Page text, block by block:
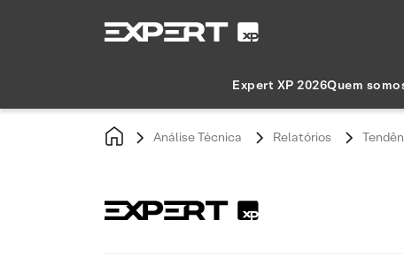
Expert XP 2026Quem
Análise Técnica Relatórios